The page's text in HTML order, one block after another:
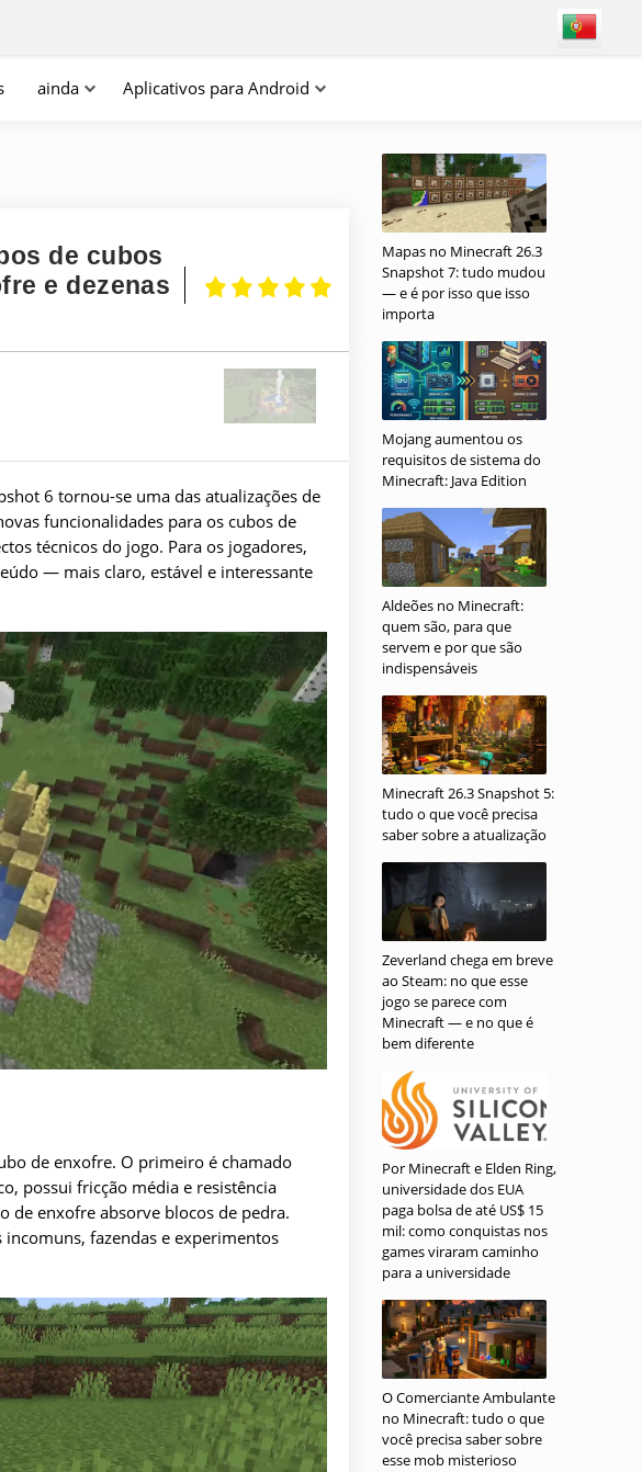
ainda Aplicativos para Android
de cubos
e dezenas
6 tornou-se uma das atualizações de
funcionalidades para os cubos de
técnicos do jogo. Para os jogadores,
— mais claro, estável e interessante
de enxofre. O primeiro é chamado
possui fricção média e resistência
de enxofre absorve blocos de pedra.
fazendas e experimentos
Mapas no Minecraft 26.3
Snapshot 7: tudo mudou
— e é por isso que isso
importa
Mojang aumentou os
requisitos de sistema do
Minecraft: Java Edition
Aldeões no Minecraft:
quem são, para que
servem e por que são
indispensáveis
Minecraft 26.3 Snapshot 5:
tudo o que você precisa
saber sobre a atualização
Zeverland chega em breve
ao Steam: no que esse
jogo se parece com
Minecraft — e no que é
bem diferente
Por Minecraft e Elden Ring,
universidade dos EUA
paga bolsa de até US$ 15
mil: como conquistas nos
games viraram caminho
para a universidade
O Comerciante Ambulante
no Minecraft: tudo o que
você precisa saber sobre
esse mob misterioso